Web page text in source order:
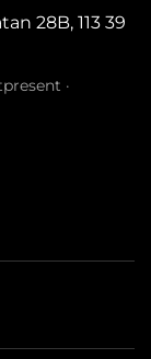
28B, 113 39
·